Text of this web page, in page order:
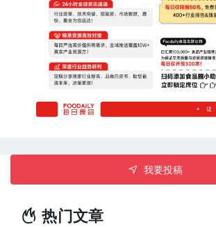
我要投稿
热门文章